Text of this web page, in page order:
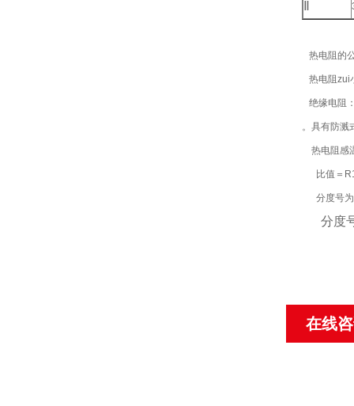
热电阻的
热电阻zui
绝缘电阻
。具有防溅
热电阻感
比值＝
分度号为
分度号
在线